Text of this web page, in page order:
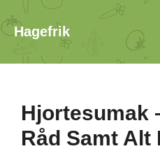
Hopp
til
innhold
Hagefrik
Hjortesumak
Råd Samt Alt